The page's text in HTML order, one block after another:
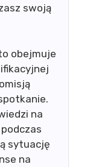
swoją
obejmuje
na
sytuację
na